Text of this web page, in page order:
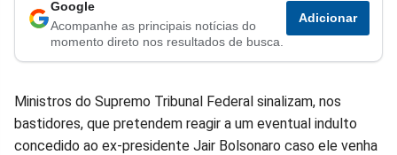
no
no
no
no
no
no
Google
Acompanhe as principais notícias do
momento direto nos resultados de busca.
Adicionar
Ministros do Supremo Tribunal Federal sinalizam, nos
bastidores, que pretendem reagir a um eventual indulto
concedido ao ex-presidente Jair Bolsonaro caso ele venha